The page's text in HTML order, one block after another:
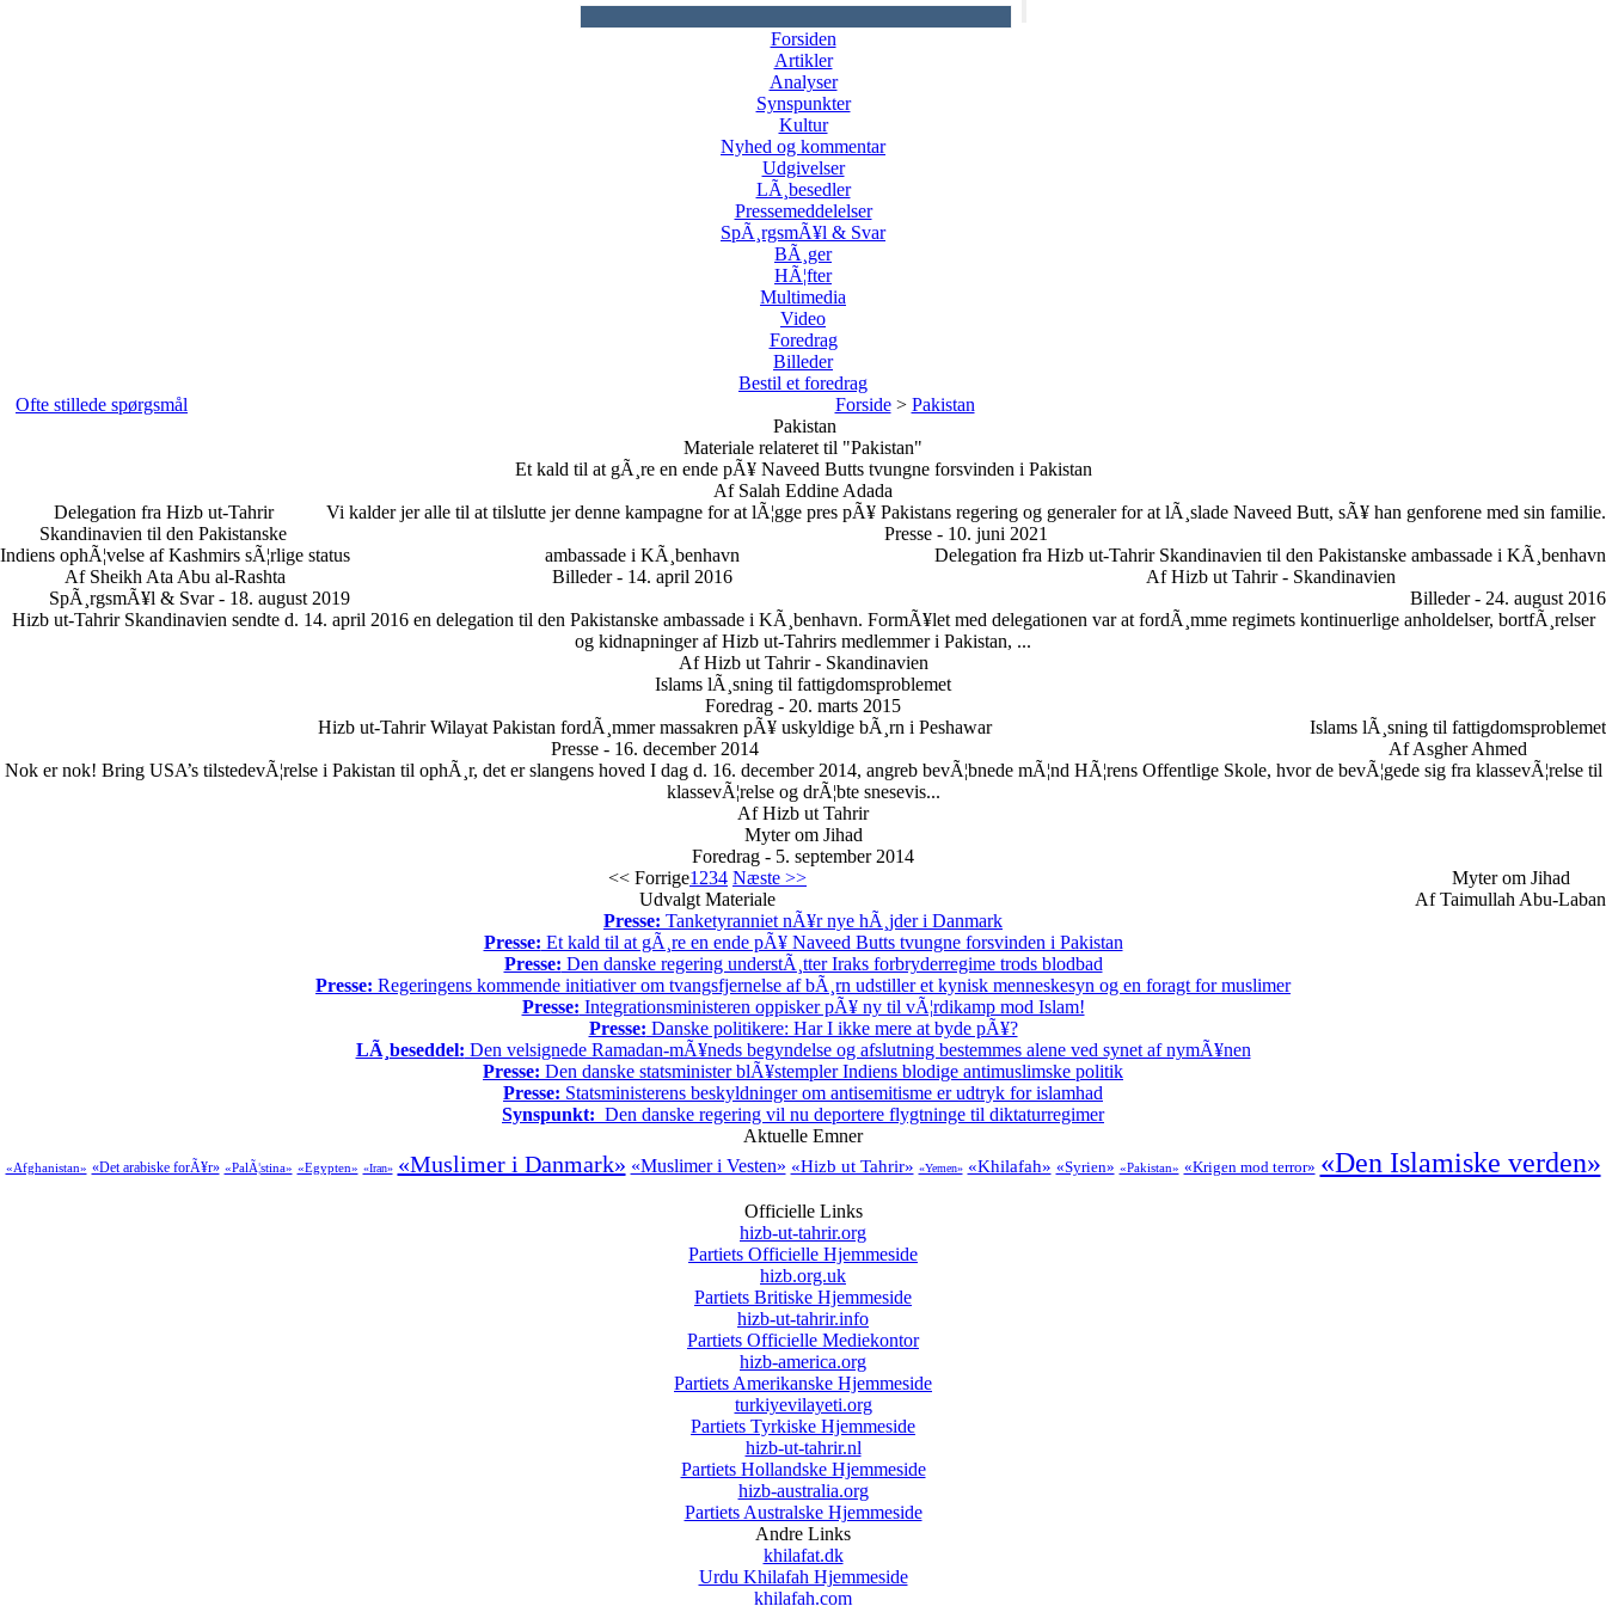
Forsiden
Artikler
Analyser
Synspunkter
Kultur
Nyhed og kommentar
Udgivelser
LÃ¸besedler
Pressemeddelelser
SpÃ¸rgsmÃ¥l & Svar
BÃ¸ger
HÃ¦fter
Multimedia
Video
Foredrag
Billeder
Bestil et foredrag
Ofte stillede spørgsmål
Forside> Pakistan
Pakistan
Materiale relateret til "Pakistan"
Et kald til at gÃ¸re en ende pÃ¥ Naveed Butts tvungne forsvinden i Pakistan
Af Salah Eddine Adada
Vi kalder jer alle til at tilslutte jer denne kampagne for at lÃ¦gge pres pÃ¥ Pakistans regering og generaler for at lÃ¸slade Naveed Butt, sÃ¥ han genforene med sin familie.
Presse - 10. juni 2021
Indiens ophÃ¦velse af Kashmirs sÃ¦rlige status
Af Sheikh Ata Abu al-Rashta
SpÃ¸rgsmÃ¥l & Svar - 18. august 2019
Delegation fra Hizb ut-Tahrir Skandinavien til den Pakistanske ambassade i KÃ¸benhavn
Af Hizb ut Tahrir - Skandinavien
Billeder - 24. august 2016
Delegation fra Hizb ut-Tahrir
Skandinavien til den Pakistanske
ambassade i KÃ¸benhavn
Billeder - 14. april 2016
Hizb ut-Tahrir Skandinavien sendte d. 14. april 2016 en delegation til den Pakistanske ambassade i KÃ¸benhavn. FormÃ¥let med delegationen var at fordÃ¸mme regimets kontinuerlige anholdelser, bortfÃ¸relser
og kidnapninger af Hizb ut-Tahrirs medlemmer i Pakistan, ...
Af Hizb ut Tahrir - Skandinavien
Islams lÃ¸sning til fattigdomsproblemet
Foredrag - 20. marts 2015
Islams lÃ¸sning til fattigdomsproblemet
Af Asgher Ahmed
Hizb ut-Tahrir Wilayat Pakistan fordÃ¸mmer massakren pÃ¥ uskyldige bÃ¸rn i Peshawar
Presse - 16. december 2014
Nok er nok! Bring USA’s tilstedevÃ¦relse i Pakistan til ophÃ¸r, det er slangens hoved I dag d. 16. december 2014, angreb bevÃ¦bnede mÃ¦nd HÃ¦rens Offentlige Skole, hvor de bevÃ¦gede sig fra klassevÃ¦relse til
klassevÃ¦relse og drÃ¦bte snesevis...
Af Hizb ut Tahrir
Myter om Jihad
Foredrag - 5. september 2014
Myter om Jihad
Af Taimullah Abu-Laban
<< Forrige1 234 Næste >>
Udvalgt Materiale
Presse: Tanketyranniet nÃ¥r nye hÃ¸jder i Danmark
Presse: Et kald til at gÃ¸re en ende pÃ¥ Naveed Butts tvungne forsvinden i Pakistan
Presse: Den danske regering understÃ¸tter Iraks forbryderregime trods blodbad
Presse: Regeringens kommende initiativer om tvangsfjernelse af bÃ¸rn udstiller et kynisk menneskesyn og en foragt for muslimer
Presse: Integrationsministeren oppisker pÃ¥ ny til vÃ¦rdikamp mod Islam!
Presse: Danske politikere: Har I ikke mere at byde pÃ¥?
LÃ¸beseddel: Den velsignede Ramadan-mÃ¥neds begyndelse og afslutning bestemmes alene ved synet af nymÃ¥nen
Presse: Den danske statsminister blÃ¥stempler Indiens blodige antimuslimske politik
Presse: Statsministerens beskyldninger om antisemitisme er udtryk for islamhad
Synspunkt: Den danske regering vil nu deportere flygtninge til diktaturregimer
Aktuelle Emner
«Afghanistan» «Det arabiske forÃ¥r» «PalÃ¦stina» «Egypten» «Iran» «Muslimer i Danmark» «Muslimer i Vesten» «Hizb ut Tahrir» «Yemen» «Khilafah» «Syrien» «Pakistan» «Krigen mod terror» «Den Islamiske verden»
Officielle Links
hizb-ut-tahrir.org
Partiets Officielle Hjemmeside
hizb.org.uk
Partiets Britiske Hjemmeside
hizb-ut-tahrir.info
Partiets Officielle Mediekontor
hizb-america.org
Partiets Amerikanske Hjemmeside
turkiyevilayeti.org
Partiets Tyrkiske Hjemmeside
hizb-ut-tahrir.nl
Partiets Hollandske Hjemmeside
hizb-australia.org
Partiets Australske Hjemmeside
Andre Links
khilafat.dk
Urdu Khilafah Hjemmeside
khilafah.com